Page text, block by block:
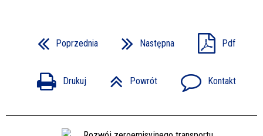
Poprzednia Następna Pdf
Drukuj Powrót Kontakt